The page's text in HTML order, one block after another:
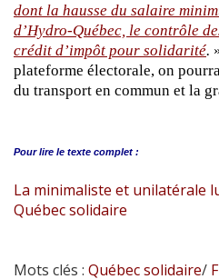
dont la hausse du salaire
d’Hydro-Québec, le contrôle
crédit d’impôt pour solidarité.
plateforme électorale, on
du transport en commun et la
Pour lire le texte complet :
La minimaliste et unilatérale
Québec solidaire
Mots clés : Québec solidaire/